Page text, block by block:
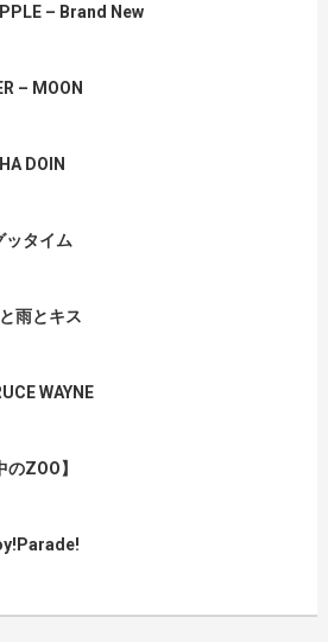
– Brand New
– MOON
DOIN
ッタイム
雨とキス
WAYNE
ZOO】